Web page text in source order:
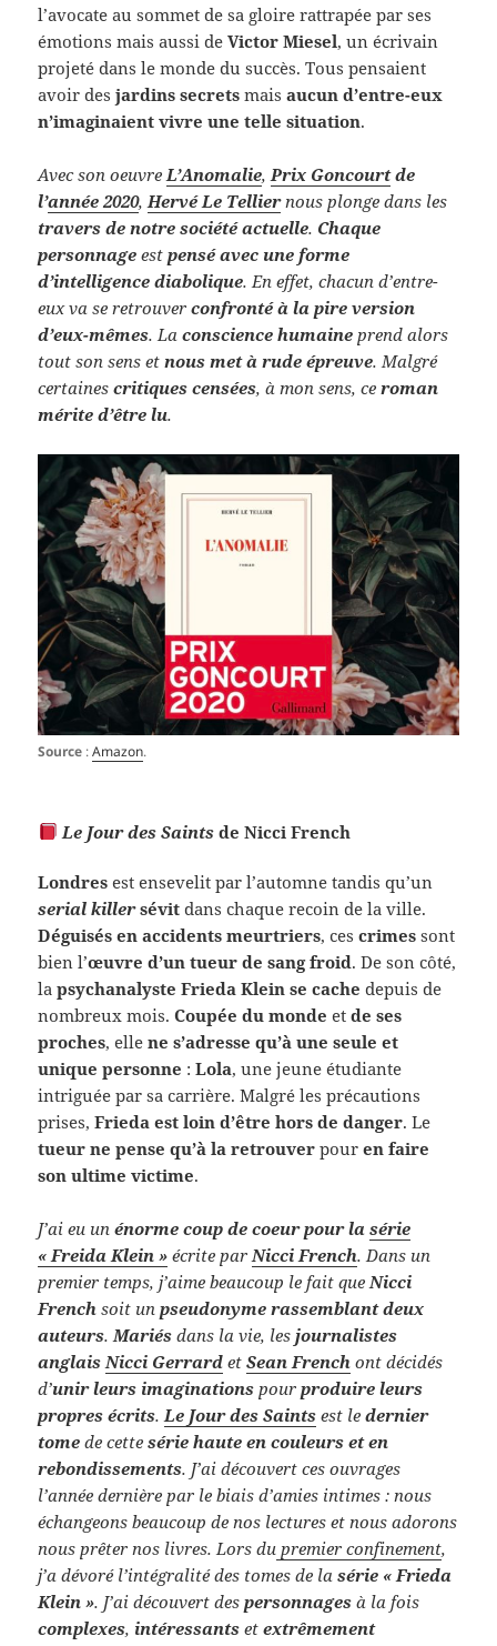
l’avocate au sommet de sa gloire rattrapée par ses
émotions mais aussi deVictor Miesel, un écrivain
projeté dans le monde du succès. Tous pensaient
avoir desjardins secrets maisaucun d’entre-eux
n’imaginaient vivre une telle situation.
Avec son oeuvre L’Anomalie, Prix Goncourtde
l’année 2020, Hervé Le Telliernous plonge dans les
travers de notre société actuelle. Chaque
personnage estpensé avec une forme
d’intelligence diabolique. En effet, chacun d’entre-
eux va se retrouverconfronté à la pire version
d’eux-mêmes. Laconscience humaine prend alors
tout son sens etnous met à rude épreuve. Malgré
certainescritiques censées, à mon sens, ceroman
mérite d’être lu.
Source :Amazon.
Le Jour des Saintsde Nicci French
Londres est ensevelit par l’automne tandis qu’un
serial killersévit dans chaque recoin de la ville.
Déguisés en accidents meurtriers, cescrimes sont
bien l’œuvre d’un tueur de sang froid. De son côté,
lapsychanalyste Frieda Klein se cache depuis de
nombreux mois.Coupée du monde etde ses
proches, ellene s’adresse qu’à une seule et
unique personne :Lola, une jeune étudiante
intriguée par sa carrière. Malgré les précautions
prises,Frieda est loin d’être hors de danger. Le
tueur ne pense qu’à la retrouver pouren faire
son ultime victime.
J’ai eu unénorme coup de coeur pour lasérie
« Freida Klein » écrite par Nicci French. Dans un
premier temps, j’aime beaucoup le fait que Nicci
French soit unpseudonyme rassemblant deux
auteurs. Mariés dans la vie, les journalistes
anglais Nicci Gerrard etSean French ont décidés
d’unir leurs imaginations pourproduire leurs
propres écrits. Le Jour des Saints est ledernier
tome de cettesérie haute en couleurs et en
rebondissements. J’ai découvert ces ouvrages
l’année dernière par le biais d’amies intimes : nous
échangeons beaucoup de nos lectures et nous adorons
nous prêter nos livres. Lors du premier confinement,
j’a dévoré l’intégralité des tomes de lasérie « Frieda
Klein ». J’ai découvert despersonnages à la fois
complexes, intéressants etextrêmement